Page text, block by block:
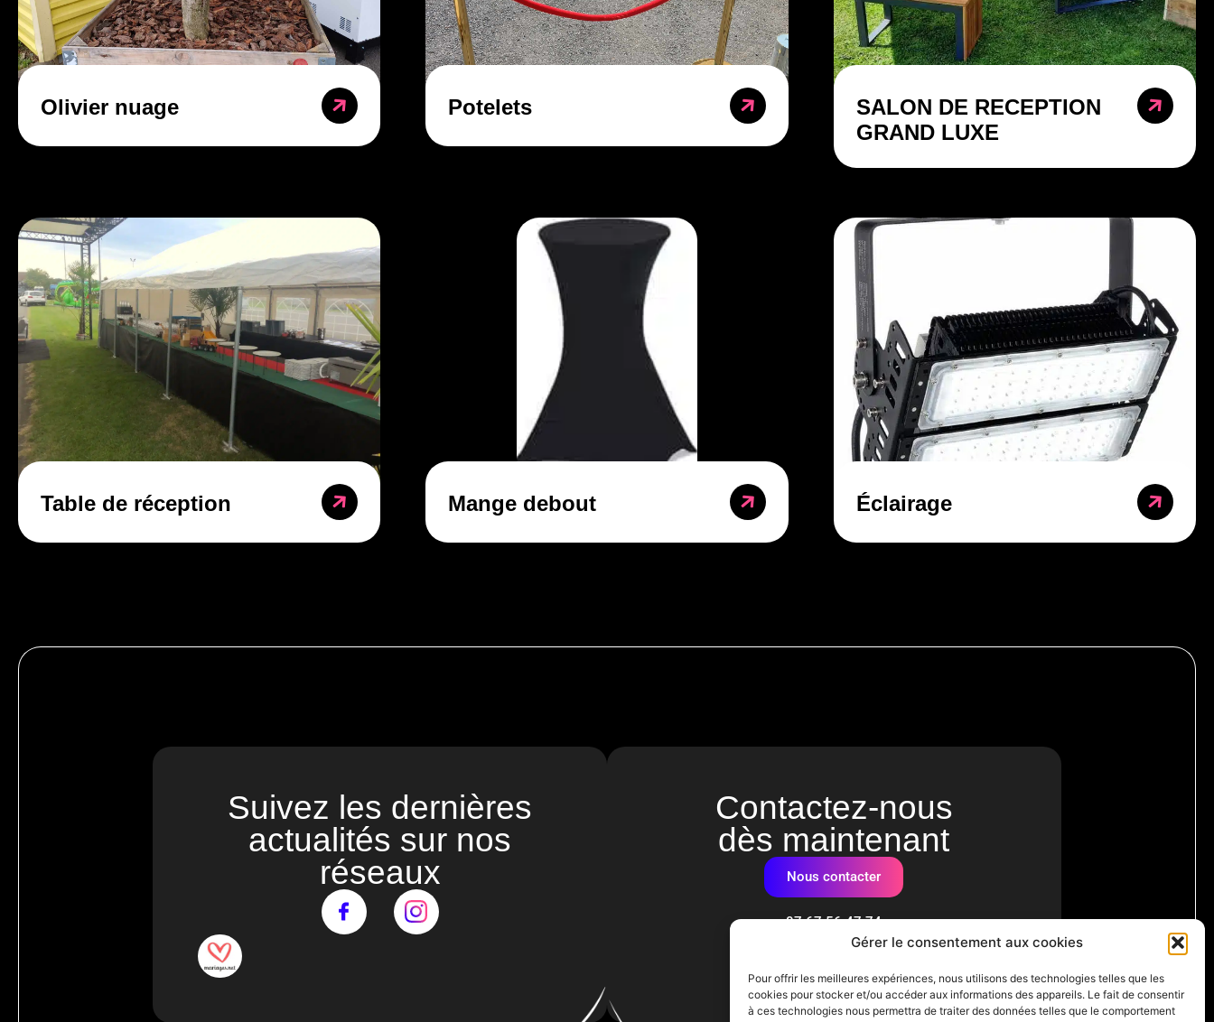
Gérer le consentement aux cookies
Pour offrir les meilleures expériences, nous utilisons des technologies telles que les
cookies pour stocker et/ou accéder aux informations des appareils. Le fait de consentir
à ces technologies nous permettra de traiter des données telles que le comportement
Olivier nuage Potelets
SALON DE RECEPTION
GRAND LUXE
Table de réception Mange debout Éclairage
Suivez les dernières
actualités sur nos
réseaux
Contactez-nous
dès maintenant
Nous contacter
07 67 56 47 74